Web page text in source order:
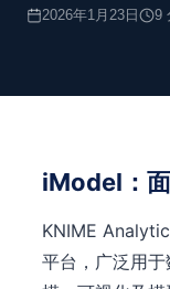
2026年1月23日 9
iModel：
KNIME
平台，广泛用